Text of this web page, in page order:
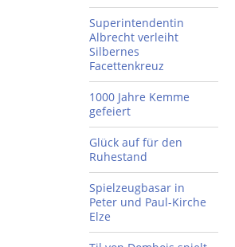
Superintendentin
Albrecht verleiht
Silbernes
Facettenkreuz
1000 Jahre Kemme
gefeiert
Glück auf für den
Ruhestand
Spielzeugbasar in
Peter und Paul-Kirche
Elze